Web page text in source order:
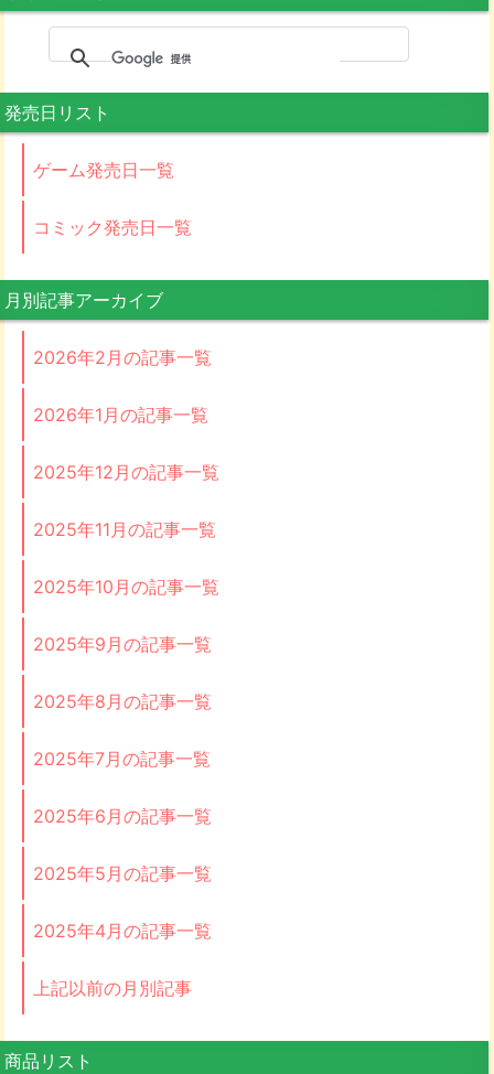
発売日リスト
ゲーム発売日一覧
コミック発売日一覧
月別記事アーカイブ
2026年2月の記事一覧
2026年1月の記事一覧
2025年12月の記事一覧
2025年11月の記事一覧
2025年10月の記事一覧
2025年9月の記事一覧
2025年8月の記事一覧
2025年7月の記事一覧
2025年6月の記事一覧
2025年5月の記事一覧
2025年4月の記事一覧
上記以前の月別記事
商品リスト